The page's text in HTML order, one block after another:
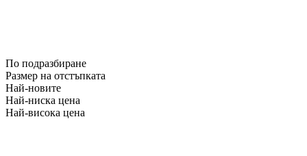
По подразбиране
Размер на отстъпката
Най-новите
Най-ниска цена
Най-висока цена